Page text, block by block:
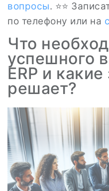
вопросы. ⭐⭐
по телефону или на
Что
успешного
ERP и
решает?